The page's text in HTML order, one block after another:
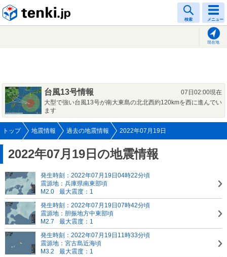
検索 メニュー
現在地
台風13号情報
07日02:00現在
大型で強い台風13号が南大東島の北北西約120kmを西に進んでい
ます
トップ 地震情報 過去の地震情報 2022年07月19日
2022年07月19日の地震情報
発生時刻：2022年07月19日04時22分頃
震源地：兵庫県南東部頃
M2.0
最大震度：1
発生時刻：2022年07月19日07時42分頃
震源地：胆振地方中東部頃
M2.7
最大震度：1
発生時刻：2022年07月19日11時33分頃
震源地：宮古島近海頃
M3.2
最大震度：1